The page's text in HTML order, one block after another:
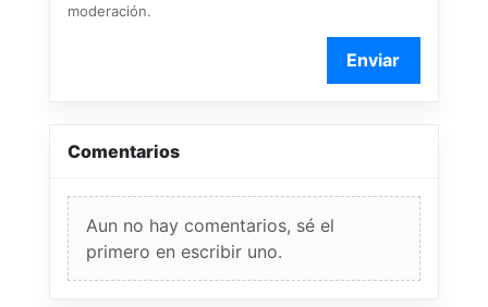
moderación.
Enviar
Comentarios
Aun no hay comentarios, sé el
primero en escribir uno.